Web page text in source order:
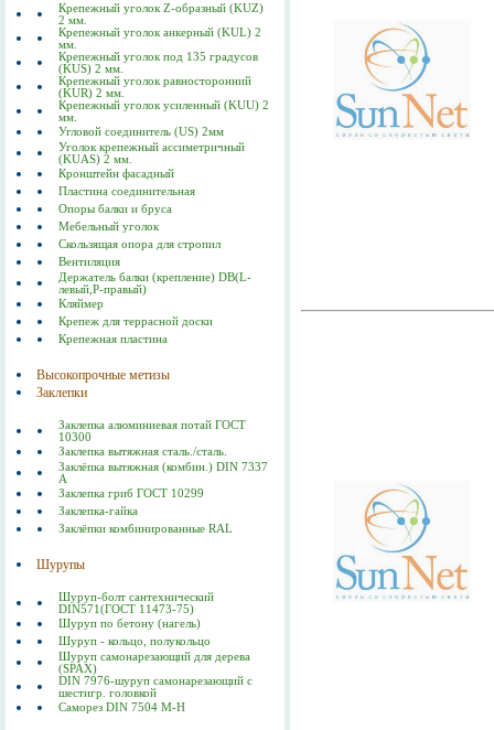
Крепежный уголок Z-образный (KUZ)
2 мм.
Крепежный уголок анкерный (KUL) 2
мм.
Крепежный уголок под 135 градусов
(KUS) 2 мм.
Крепежный уголок равносторонний
(KUR) 2 мм.
Крепежный уголок усиленный (KUU) 2
мм.
Угловой соединитель (US) 2мм
Уголок крепежный ассиметричный
(KUAS) 2 мм.
Кронштейн фасадный
Пластина соединительная
Опоры балки и бруса
Мебельный уголок
Скользящая опора для стропил
Вентиляция
Держатель балки (крепление) DB(L-
левый,P-правый)
Кляймер
Крепеж для террасной доски
Крепежная пластина
Высокопрочные метизы
Заклепки
Заклепка алюминиевая потай ГОСТ
10300
Заклепка вытяжная сталь./сталь.
Заклёпка вытяжная (комбин.) DIN 7337
А
Заклепка гриб ГОСТ 10299
Заклепка-гайка
Заклёпки комбинированные RAL
Шурупы
Шуруп-болт сантехнический
DIN571(ГОСТ 11473-75)
Шуруп по бетону (нагель)
Шуруп - кольцо, полукольцо
Шуруп самонарезающий для дерева
(SPAX)
DIN 7976-шуруп самонарезающий с
шестигр. головкой
Саморез DIN 7504 M-H